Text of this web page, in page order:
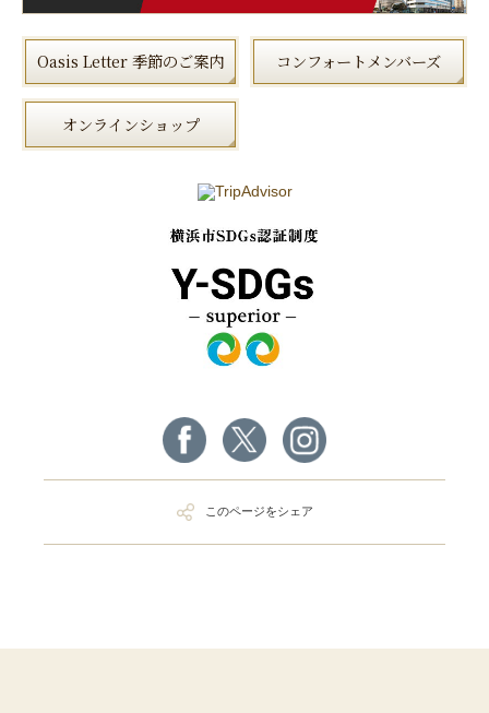
Oasis Letter 季節のご案内 コンフォートメンバーズ
オンラインショップ
このページをシェア